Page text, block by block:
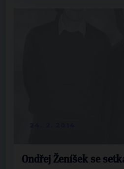
Ondřej Ženíšek se